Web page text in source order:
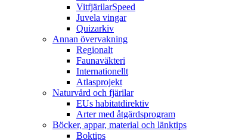
VitfjärilarSpeed
Juvela vingar
Quizarkiv
Annan övervakning
Regionalt
Faunaväkteri
Internationellt
Atlasprojekt
Naturvård och fjärilar
EUs habitatdirektiv
Arter med åtgärdsprogram
Böcker, appar, material och länktips
Boktips